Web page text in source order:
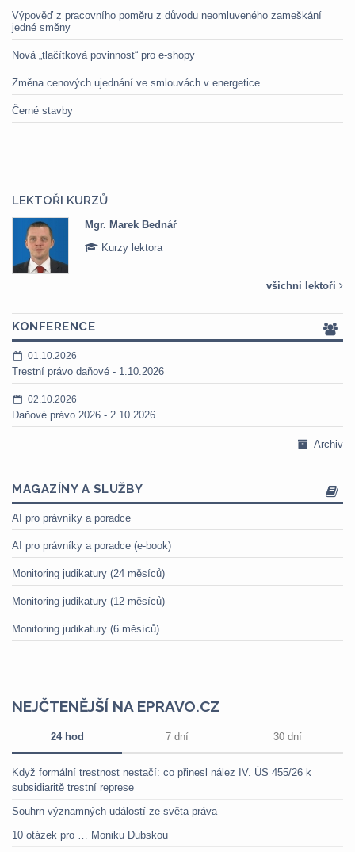
Výpověď z pracovního poměru z důvodu neomluveného zameškání
jedné směny
Nová „tlačítková povinnost“ pro e-shopy
Změna cenových ujednání ve smlouvách v energetice
Černé stavby
LEKTOŘI KURZŮ
Mgr. Marek Bednář
Kurzy lektora
všichni lektoři
KONFERENCE
01.10.2026
Trestní právo daňové - 1.10.2026
02.10.2026
Daňové právo 2026 - 2.10.2026
Archiv
MAGAZÍNY A SLUŽBY
AI pro právníky a poradce
AI pro právníky a poradce (e-book)
Monitoring judikatury (24 měsíců)
Monitoring judikatury (12 měsíců)
Monitoring judikatury (6 měsíců)
NEJČTENĚJŠÍ NA EPRAVO.CZ
24 hod 7 dní 30 dní
Když formální trestnost nestačí: co přinesl nález IV. ÚS 455/26 k
subsidiaritě trestní represe
Souhrn významných událostí ze světa práva
10 otázek pro … Moniku Dubskou